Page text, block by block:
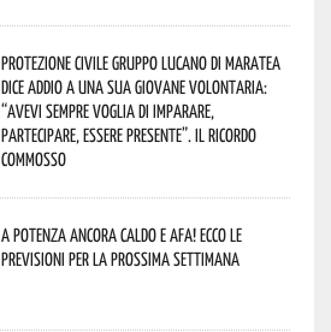
Protezione Civile Gruppo Lucano di Maratea
dice addio a una sua giovane volontaria:
“avevi sempre voglia di imparare,
partecipare, essere presente”. Il ricordo
commosso
A Potenza ancora caldo e afa! Ecco le
previsioni per la prossima settimana